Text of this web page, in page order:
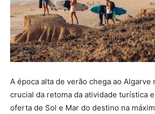
A época alta de verão chega ao Algarve
crucial da retoma da atividade turística
oferta de Sol e Mar do destino na